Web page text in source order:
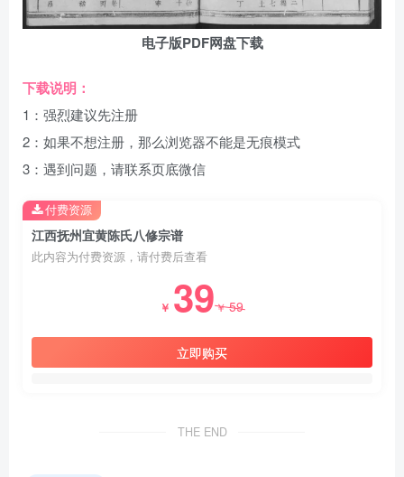
电子版PDF网盘下载
下载说明：
1：强烈建议先注册
2：如果不想注册，那么浏览器不能是无痕模式
3：遇到问题，请联系页底微信
江西抚州宜黄陈氏八修宗谱
此内容为付费资源，请付费后查看
￥ 39￥59
立即购买
付费资源
THE END